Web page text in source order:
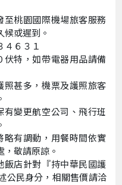
桃園國際機場旅客服務
或遲到。
４６３１
特，如帶電器用品請備
照甚多，機票及護照旅客
變更航空公司、飛行班
略有調動，用餐時間依實
敬請原諒。
飯店針對『持中華民國護
公民身分，相關售價請洽